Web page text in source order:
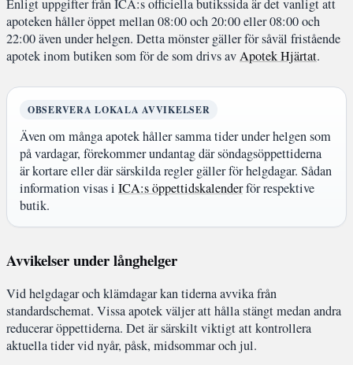
Enligt uppgifter från ICA:s officiella butikssida är det vanligt att
apoteken håller öppet mellan 08:00 och 20:00 eller 08:00 och
22:00 även under helgen. Detta mönster gäller för såväl fristående
apotek inom butiken som för de som drivs avApotek Hjärtat.
OBSERVERA LOKALA AVVIKELSER
Även om många apotek håller samma tider under helgen som
på vardagar, förekommer undantag där söndagsöppettiderna
är kortare eller där särskilda regler gäller för helgdagar. Sådan
information visas i ICA:s öppettidskalenderför respektive
butik.
Avvikelser under långhelger
Vid helgdagar och klämdagar kan tiderna avvika från
standardschemat. Vissa apotek väljer att hålla stängt medan andra
reducerar öppettiderna. Det är särskilt viktigt att kontrollera
aktuella tider vid nyår, påsk, midsommar och jul.